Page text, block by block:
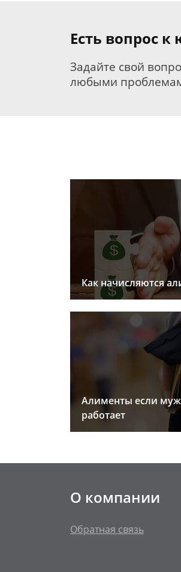
Есть вопрос
Задайте свой
любыми
Как начисляются
Алименты если
работает
О компании
Обратная связь